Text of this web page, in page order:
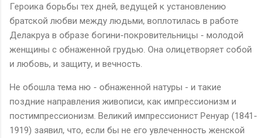
Героика борьбы тех дней, ведущей к установлению
братской любви между людьми, воплотилась в работе
Делакруа в образе богини-покровительницы - молодой
женщины с обнаженной грудью. Она олицетворяет собой
и любовь, и защиту, и вечность.
Не обошла тема ню - обнаженной натуры - и такие
поздние направления живописи, как импрессионизм и
постимпрессионизм. Великий импрессионист Ренуар (1841-
1919) заявил, что, если бы не его увлеченность женской